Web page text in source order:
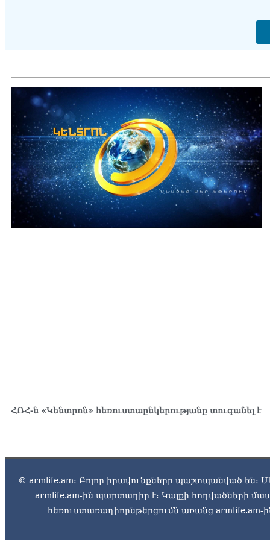
ՀՌՀ-ն «Կենտրոն» հեռուստաընկերությանը տուգանել է
© armlife.am: Բոլոր իրավունքները պաշտպանված են:
armlife.am-ին պարտադիր է: Կայքի հոդվածների
հեռուստառադիոընթերցումն առանց armlife.am-